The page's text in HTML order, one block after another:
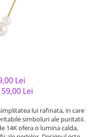
Lei
Lei
lui rafinata, in care
simboluri ale puritatii.
14K ofera o lumina calda,